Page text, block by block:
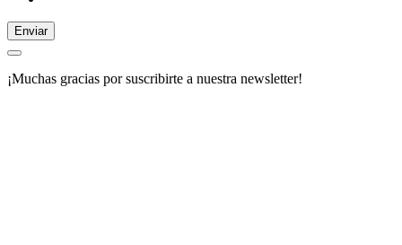
Enviar
¡Muchas gracias por suscribirte a nuestra newsletter!